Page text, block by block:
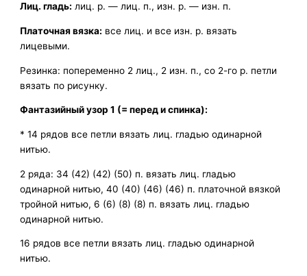
Лиц. гладь: лиц. р. — лиц. п., изн. р. — изн. п.
Платочная вязка: все лиц. и все изн. р. вязать
лицевыми.
Резинка: попеременно 2 лиц., 2 изн. п., со 2-го р. петли
вязать по рисунку.
Фантазийный узор 1 (= перед и спинка):
* 14 рядов все петли вязать лиц. гладью одинарной
нитью.
2 ряда: 34 (42) (42) (50) п. вязать лиц. гладью
одинарной нитью, 40 (40) (46) (46) п. платочной вязкой
тройной нитью, 6 (6) (8) (8) п. вязать лиц. гладью
одинарной нитью.
16 рядов все петли вязать лиц. гладью одинарной
нитью.